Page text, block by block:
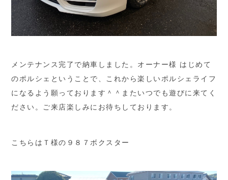
メンテナンス完了で納車しました。オーナー様 はじめて
のポルシェということで、これから楽しいポルシェライフ
になるよう願っております＾＾またいつでも遊びに来てく
ださい。ご来店楽しみにお待ちしております。
こちらはＴ様の９８７ボクスター